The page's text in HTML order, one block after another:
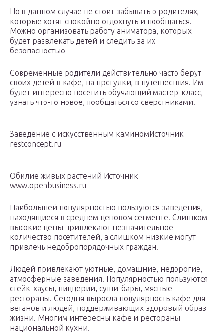
Но в данном случае не стоит забывать о родителях,
которые хотят спокойно отдохнуть и пообщаться.
Можно организовать работу аниматора, которых
будет развлекать детей и следить за их
безопасностью.
Современные родители действительно часто берут
своих детей в кафе, на прогулки, в путешествия. Им
будет интересно посетить обучающий мастер-класс,
узнать что-то новое, пообщаться со сверстниками.
Заведение с искусственным каминомИсточник
restconcept.ru
Обилие живых растений Источник
www.openbusiness.ru
Наибольшей популярностью пользуются заведения,
находящиеся в среднем ценовом сегменте. Слишком
высокие цены привлекают незначительное
количество посетителей, а слишком низкие могут
привлечь недобропорядочных граждан.
Людей привлекают уютные, домашние, недорогие,
атмосферные заведения. Популярностью пользуются
стейк-хаусы, пиццерии, суши-бары, мясные
рестораны. Сегодня выросла популярность кафе для
веганов и людей, поддерживающих здоровый образ
жизни. Многим интересны кафе и рестораны
национальной кухни.